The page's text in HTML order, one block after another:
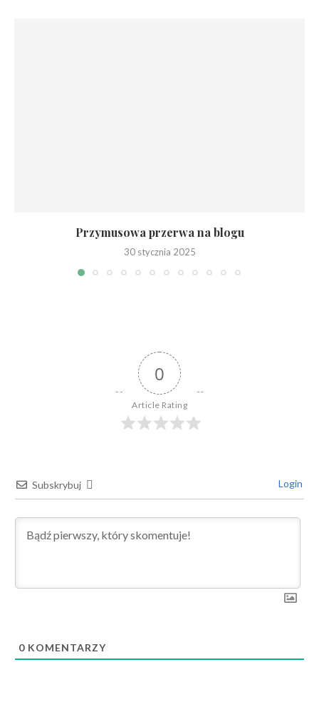
Przymusowa przerwa na blogu
30 stycznia 2025
0
Article Rating
Subskrybuj Login
0 KOMENTARZY